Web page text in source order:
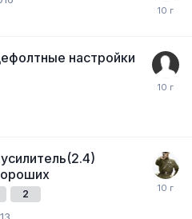
настройки
2